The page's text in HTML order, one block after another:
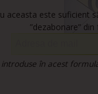
este suficient
”dezabonare”
în acest